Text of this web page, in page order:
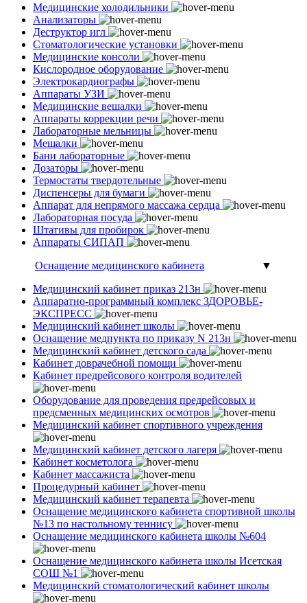
Медицинские холодильники
Анализаторы
Деструктор игл
Стоматологические установки
Медицинские консоли
Кислородное оборудование
Электрокардиографы
Аппараты УЗИ
Медицинские вешалки
Аппараты коррекции речи
Лабораторные мельницы
Мешалки
Бани лабораторные
Дозаторы
Термостаты твердотельные
Диспенсеры для бумаги
Аппарат для непрямого массажа сердца
Лабораторная посуда
Штативы для пробирок
Аппараты СИПАП
Оснащение медицинского кабинета
▼
Медицинский кабинет приказ 213н
Аппаратно-программный комплекс ЗДОРОВЬЕ-
ЭКСПРЕСС
Медицинский кабинет школы
Оснащение медпункта по приказу N 213н
Медицинский кабинет детского сада
Кабинет доврачебной помощи
Кабинет предрейсового контроля водителей
Оборудование для проведения предрейсовых и
предсменных медицинских осмотров
Медицинский кабинет спортивного учреждения
Медицинский кабинет детского лагеря
Кабинет косметолога
Кабинет массажиста
Процедурный кабинет
Медицинский кабинет терапевта
Оснащение медицинского кабинета спортивной школы
№13 по настольному теннису
Оснащение медицинского кабинета школы №604
Оснащение медицинского кабинета школы Исетская
СОШ №1
Медицинский стоматологический кабинет школы